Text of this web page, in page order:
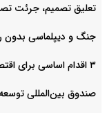
تعلیق تصمیم، جرئت
جنگ و دیپلماسی بدون
۳ اقدام اساسی برای اقتصاد ایران
صندوق بین‌المللی